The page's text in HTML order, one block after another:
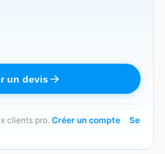
un devis
clients pro. Créer un compte · Se